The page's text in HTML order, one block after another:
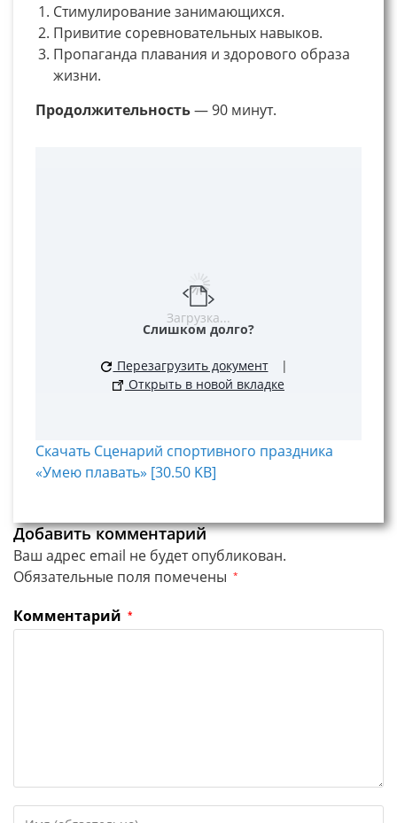
Стимулирование занимающихся.
Привитие соревновательных навыков.
Пропаганда плавания и здорового образа
жизни.
Продолжительность— 90 минут.
Загрузка...
Слишком долго?
Перезагрузить документ
|
Открыть в новой вкладке
Скачать Сценарий спортивного праздника
«Умею плавать» [30.50 KB]
Добавить комментарий
Ваш адрес email не будет опубликован.
Обязательные поля помечены *
Комментарий *